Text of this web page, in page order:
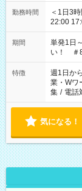
勤務時間
＜1日3時間～OK！＞ ▼
22:00 17:00～22:00 な
ださい！
期間
単発1日
い！ ＃
特徴 週1日か
業・Wワ
集 / 電話
気になる！